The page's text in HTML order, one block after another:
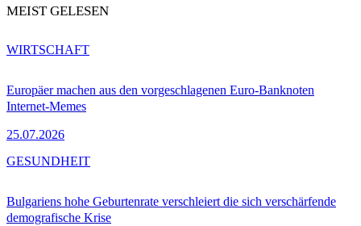
MEIST GELESEN
Europäer machen aus den vorgeschlagenen Euro-Banknoten
Internet-Memes
25.07.2026
WIRTSCHAFT
Bulgariens hohe Geburtenrate verschleiert die sich verschärfende
demografische Krise
GESUNDHEIT